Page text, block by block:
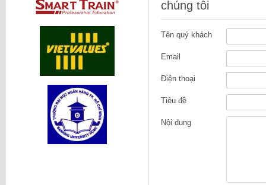
chúng tôi
Tên quý khách
Email
Điện thoại
Tiêu đề
Nội dung